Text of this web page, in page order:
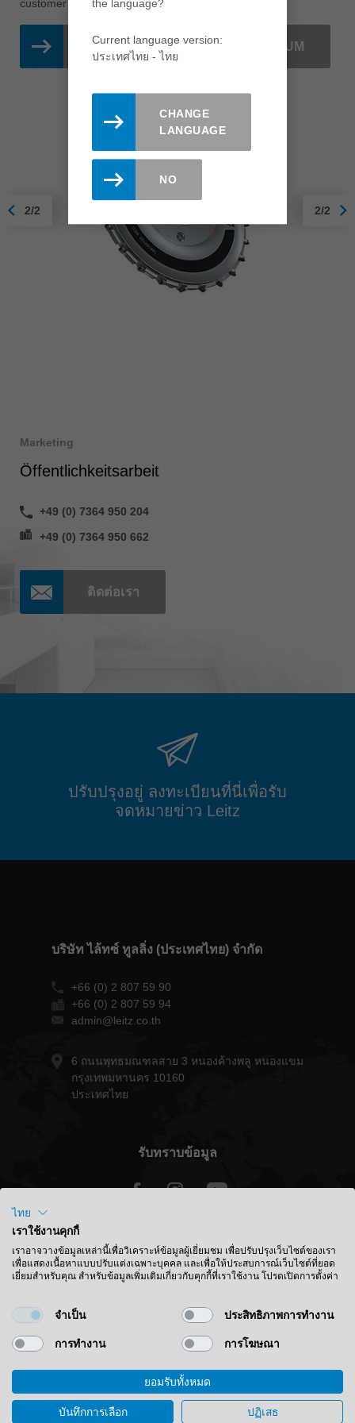
customer and user in mind.
COMPACT HOGGER DT PREMIUM
2/2 2/2
Marketing
Öffentlichkeitsarbeit
+49 (0) 7364 950 204
+49 (0) 7364 950 662
ติดต่อเรา
ปรับปรุงอยู่ ลงทะเบียนที่นี่เพื่อรับ
จดหมายข่าว Leitz
บริษัท ไล้ทซ์ ทูลลิ่ง (ประเทศไทย) จำกัด
+66 (0) 2 807 59 90
+66 (0) 2 807 59 94
admin@leitz.co.th
6 ถนนพุทธมณฑลสาย 3 หนองค้างพลู หนองแขม
กรุงเทพมหานคร 10160
ประเทศไทย
รับทราบข้อมูล
ค้นหาตำแหน่ง
© 2026 Leitz GmbH & Co. KG
สำนักพิมพ์
ความเป็นส่วนตัว
the language?
Current language version:
ประเทศไทย - ไทย
CHANGE
LANGUAGE
NO
ไทย
เราใช้งานคุกกี้
เราอาจวางข้อมูลเหล่านี้เพื่อวิเคราะห์ข้อมูลผู้เยี่ยมชม เพื่อปรับปรุงเว็บไซต์ของเรา
เพื่อแสดงเนื้อหาแบบปรับแต่งเฉพาะบุคคล และเพื่อให้ประสบการณ์เว็บไซต์ที่ยอด
เยี่ยมสำหรับคุณ สำหรับข้อมูลเพิ่มเติมเกี่ยวกับคุกกี้ที่เราใช้งาน โปรดเปิดการตั้งค่า
จำเป็น ประสิทธิภาพการทำงาน
การทำงาน การโฆษณา
ยอมรับทั้งหมด
บันทึกการเลือก ปฏิเสธ